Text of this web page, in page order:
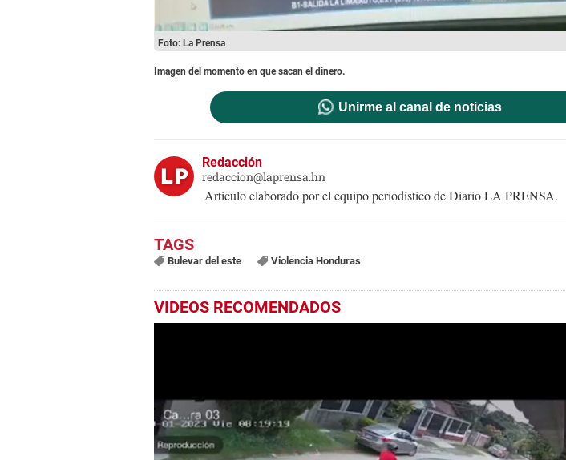
Foto: La Prensa
Imagen del momento en que sacan el dinero.
Unirme al canal de noticias
Redacción
redaccion@laprensa.hn
Artículo elaborado por el equipo periodístico de Diario LA PRENSA.
Bulevar del este Violencia Honduras
VIDEOS RECOMENDADOS